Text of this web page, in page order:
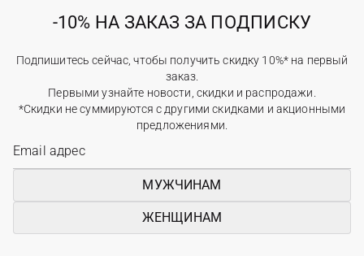
-10% НА ЗАКАЗ ЗА ПОДПИСКУ
Подпишитесь сейчас, чтобы получить скидку 10%* на первый
заказ.
Первыми узнайте новости, скидки и распродажи.
*Скидки не суммируются с другими скидками и акционными
предложениями.
МУЖЧИНАМ
ЖЕНЩИНАМ